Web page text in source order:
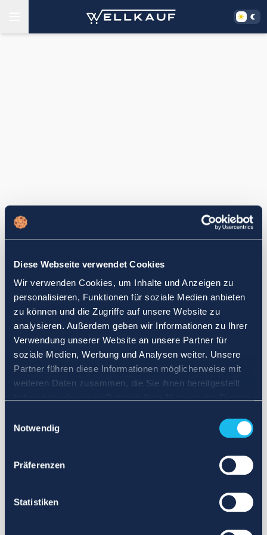
Diese Webseite verwendet Cookies
Wir verwenden Cookies, um Inhalte und Anzeigen zu
personalisieren, Funktionen für soziale Medien anbieten
zu können und die Zugriffe auf unsere Website zu
analysieren. Außerdem geben wir Informationen zu Ihrer
Verwendung unserer Website an unsere Partner für
soziale Medien, Werbung und Analysen weiter. Unsere
Partner führen diese Informationen möglicherweise mit
weiteren Daten zusammen, die Sie ihnen bereitgestellt
Notwendig
Präferenzen
Statistiken